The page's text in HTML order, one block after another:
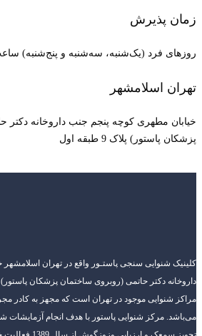
زمان پذیرش
روزهای فرد (یک‌شنبه، سه‌شنبه و پنج‌شنبه) ساعت 15:00 الی
تهران اسلامشهر
خیابان مطهری کوچه پنجم جنب داروخانه دکتر
پزشکان پاستور) پلاک 9 طبقه اول
کلینیک شنوایی سنجی پاستـور واقع در تهران
مراکز شنوایی موجود در تهران است که مجهز به کادر
می‌باشد. مرکز شنوایی پاستور با هدف انجام آزمایشات